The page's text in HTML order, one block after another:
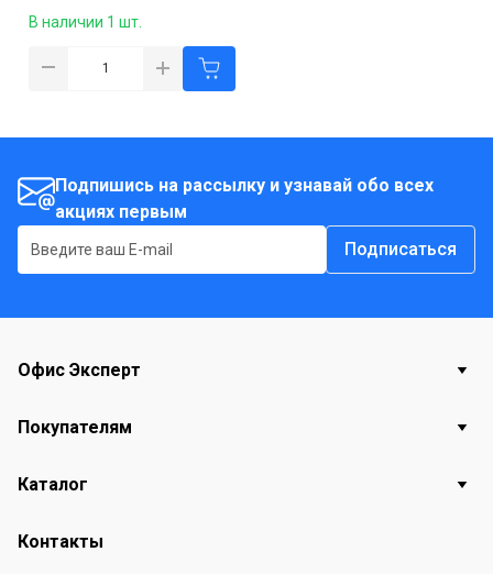
В наличии 1 шт.
Подпишись на рассылку и узнавай обо всех
акциях первым
Подписаться
Офис Эксперт
Покупателям
Каталог
Контакты